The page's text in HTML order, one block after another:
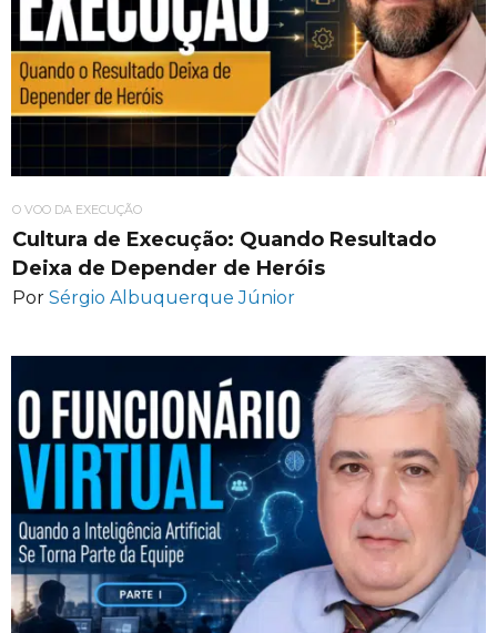
O VOO DA EXECUÇÃO
Cultura de Execução: Quando Resultado
Deixa de Depender de Heróis
Por Sérgio Albuquerque Júnior